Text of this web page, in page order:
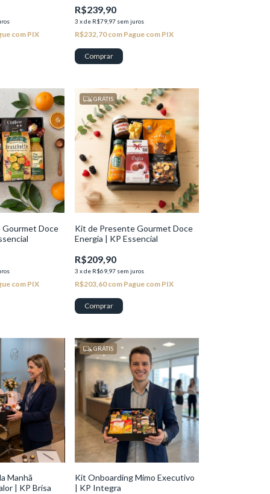
com PIX
R$239,90
3 xde R$79,97 sem juros
R$232,70com Pague com PIX
Doce
com PIX
GRÁTIS
Kit de Presente Gourmet Doce
Energia | KP Essencial
R$209,90
3 xde R$69,97 sem juros
R$203,60com Pague com PIX
Manhã
| KP Brisa
GRÁTIS
Kit Onboarding Mimo Executivo
| KP Integra